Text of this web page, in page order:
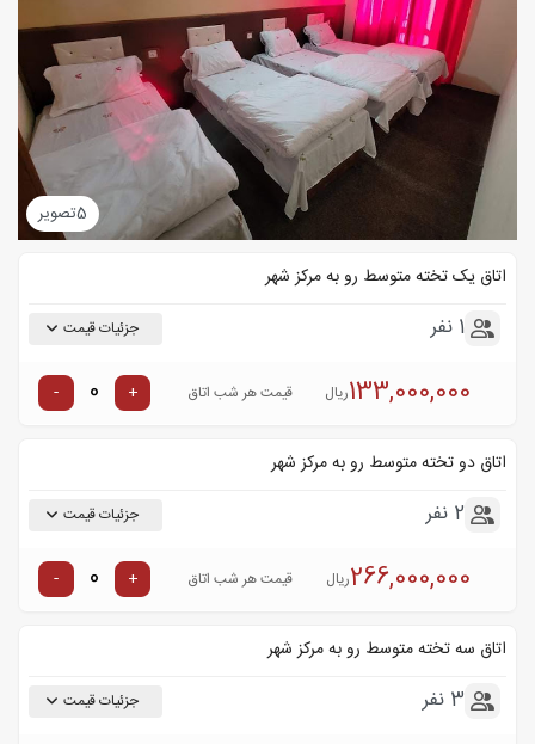
5تصویر
اتاق یک تخته متوسط رو به مرکز شهر
1 نفر جزئیات قیمت
133,000,000ریال قیمت هر شب اتاق +
-
اتاق دو تخته متوسط رو به مرکز شهر
2 نفر جزئیات قیمت
266,000,000ریال قیمت هر شب اتاق +
-
اتاق سه تخته متوسط رو به مرکز شهر
3 نفر جزئیات قیمت